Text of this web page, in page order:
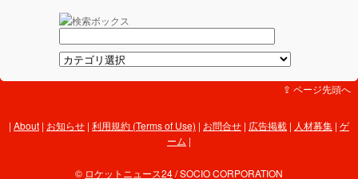
⇪ ページ先頭へ
About | お知らせ | 利用規約 (Terms of Use) | お問合せ | 広告掲載 | 人材募集 | ゲ
ーム |
© ロケットニュース24/ SOCIO CORPORATION